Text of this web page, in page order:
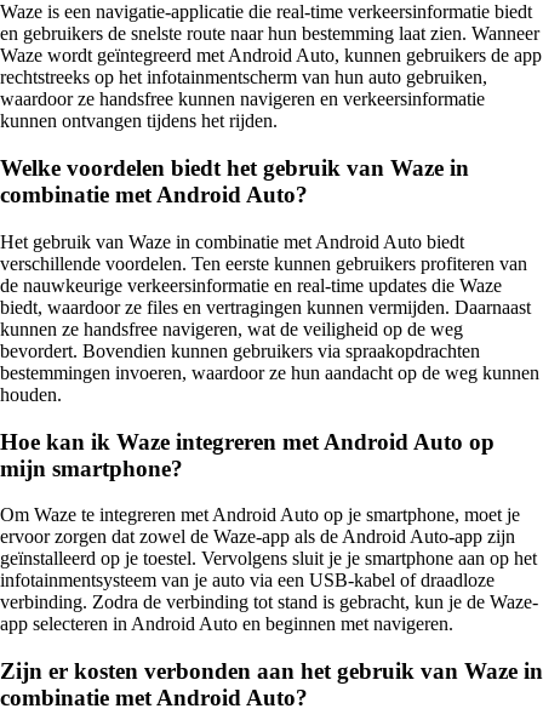
Waze is een navigatie-applicatie die real-time verkeersinformatie biedt
en gebruikers de snelste route naar hun bestemming laat zien. Wanneer
Waze wordt geïntegreerd met Android Auto, kunnen gebruikers de app
rechtstreeks op het infotainmentscherm van hun auto gebruiken,
waardoor ze handsfree kunnen navigeren en verkeersinformatie
kunnen ontvangen tijdens het rijden.
Welke voordelen biedt het gebruik van Waze in
combinatie met Android Auto?
Het gebruik van Waze in combinatie met Android Auto biedt
verschillende voordelen. Ten eerste kunnen gebruikers profiteren van
de nauwkeurige verkeersinformatie en real-time updates die Waze
biedt, waardoor ze files en vertragingen kunnen vermijden. Daarnaast
kunnen ze handsfree navigeren, wat de veiligheid op de weg
bevordert. Bovendien kunnen gebruikers via spraakopdrachten
bestemmingen invoeren, waardoor ze hun aandacht op de weg kunnen
houden.
Hoe kan ik Waze integreren met Android Auto op
mijn smartphone?
Om Waze te integreren met Android Auto op je smartphone, moet je
ervoor zorgen dat zowel de Waze-app als de Android Auto-app zijn
geïnstalleerd op je toestel. Vervolgens sluit je je smartphone aan op het
infotainmentsysteem van je auto via een USB-kabel of draadloze
verbinding. Zodra de verbinding tot stand is gebracht, kun je de Waze-
app selecteren in Android Auto en beginnen met navigeren.
Zijn er kosten verbonden aan het gebruik van Waze in
combinatie met Android Auto?